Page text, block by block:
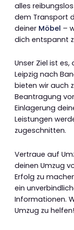
alles
dem Transport
deiner Möbel –
dich entspannt
Unser Ziel ist
Leipzig nach
bieten wir auch
Beantragung
Einlagerung
Leistungen
zugeschnitten.
Vertraue auf
deinen Umzug
Erfolg zu
ein
Informationen.
Umzug zu helfen!